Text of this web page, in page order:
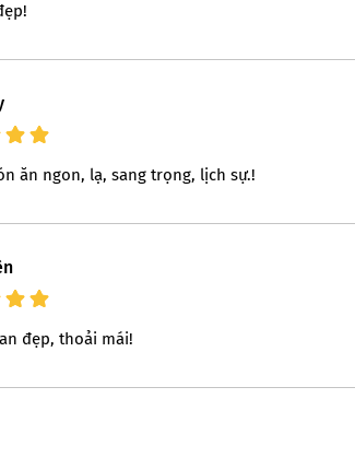
ăn ngon, lạ, sang trọng, lịch sự.!
đẹp, thoải mái!